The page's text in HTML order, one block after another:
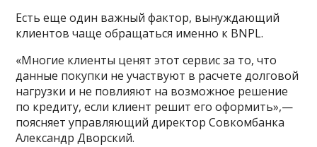
Есть еще один важный фактор, вынуждающий
клиентов чаще обращаться именно к BNPL.
«Многие клиенты ценят этот сервис за то, что
данные покупки не участвуют в расчете долговой
нагрузки и не повлияют на возможное решение
по кредиту, если клиент решит его оформить»,—
поясняет управляющий директор Совкомбанка
Александр Дворский.